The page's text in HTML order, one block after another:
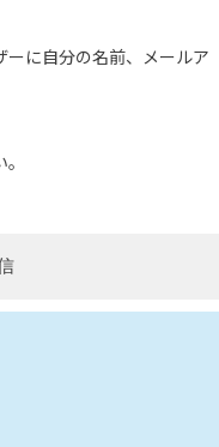
に自分の名前、メールア